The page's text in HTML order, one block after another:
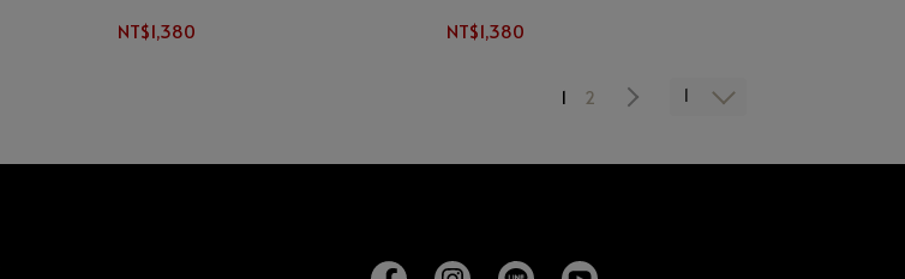
NT$1,380
NT$1,380
1 2 1